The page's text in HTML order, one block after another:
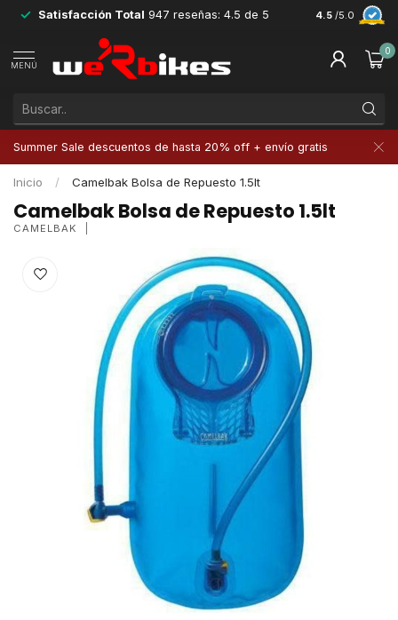
Satisfacción Total 947 reseñas: 4.5 de 5 4.5 /5.0
MENÚ
0
Summer Sale descuentos de hasta 20% off + envío gratis
Inicio / Camelbak Bolsa de Repuesto 1.5lt
Camelbak Bolsa de Repuesto 1.5lt
CAMELBAK